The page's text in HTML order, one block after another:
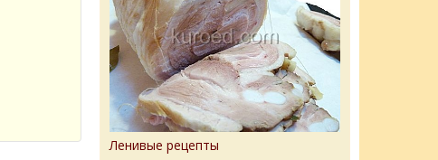
Ленивые рецепты